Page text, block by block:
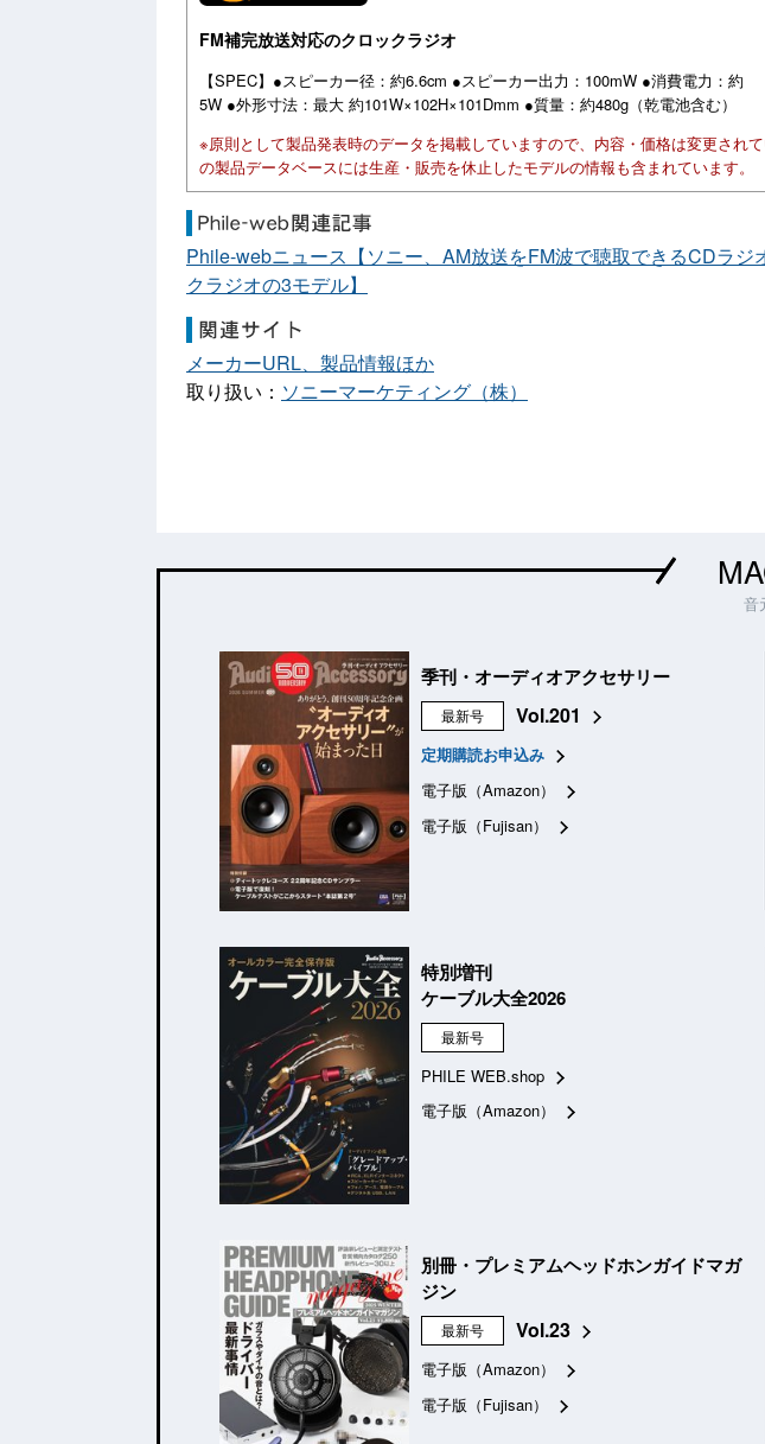
FM補完放送対応のクロックラジオ
【SPEC】●スピーカー径：約6.6cm ●スピーカー出力：100mW ●消費電力：約
5W ●外形寸法：最大 約101W×102H×101Dmm ●質量：約480g（乾電池含む）
※原則として製品発表時のデータを掲載していますので、内容・価格は変更され
の製品データベースには生産・販売を休止したモデルの情報も含まれています。
Phile-webニュース【ソニー、AM放送をFM波で聴取できるCDラジ
クラジオの3モデル】
メーカーURL、製品情報ほか
取り扱い： ソニーマーケティング（株）
音
季刊・オーディオアクセサリー
最新号 Vol.201
定期購読お申込み
電子版（Amazon）
電子版（Fujisan）
特別増刊
ケーブル大全2026
最新号
PHILE WEB.shop
電子版（Amazon）
別冊・プレミアムヘッドホンガイドマガ
ジン
最新号 Vol.23
電子版（Amazon）
電子版（Fujisan）